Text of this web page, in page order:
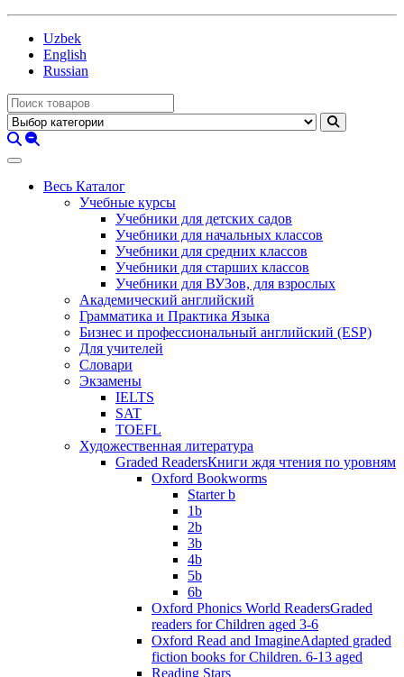
Uzbek
English
Russian
Весь Каталог
Учебные курсы
Учебники для детских садов
Учебники для начальных классов
Учебники для средних классов
Учебники для старших классов
Учебники для ВУЗов, для взрослых
Академический английский
Грамматика и Практика Языка
Бизнес и профессиональный английский (ESP)
Для учителей
Словари
Экзамены
IELTS
SAT
TOEFL
Художественная литература
Graded ReadersКниги ждя чтения по уровням
Oxford Bookworms
Starter b
1b
2b
3b
4b
5b
6b
Oxford Phonics World ReadersGraded
readers for Children aged 3-6
Oxford Read and ImagineAdapted graded
fiction books for Children. 6-13 aged
Reading Stars